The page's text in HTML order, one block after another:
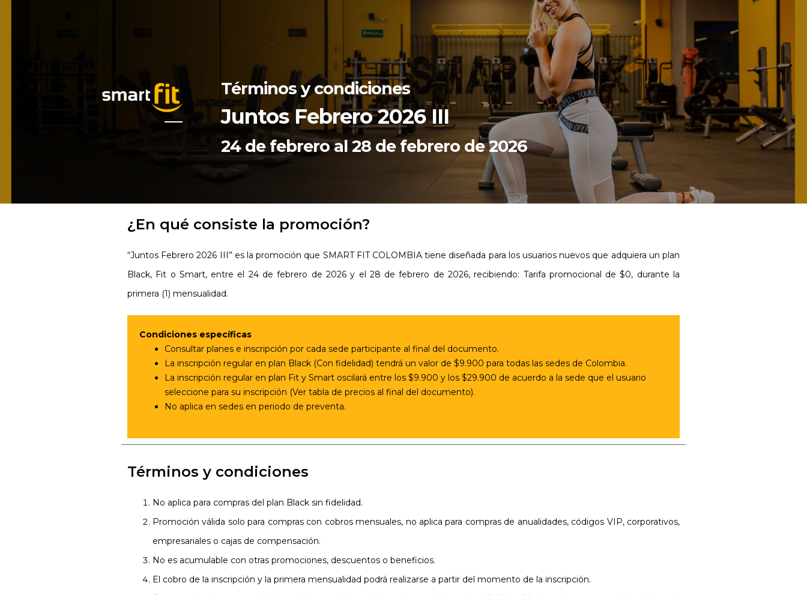
Términos y condiciones
Juntos Febrero 2026 III
24 de febrero al 28 de febrero de 2026
¿En qué consiste la promoción?
“Juntos Febrero 2026 III” es la promoción que SMART FIT COLOMBIA tiene diseñada para los usuarios nuevos que adquiera un plan
Black, Fit o Smart, entre el 24 de febrero de 2026 y el 28 de febrero de 2026, recibiendo: Tarifa promocional de $0, durante la
primera (1) mensualidad.
Condiciones específicas
Consultar planes e inscripción por cada sede participante al final del documento.
La inscripción regular en plan Black (Con fidelidad) tendrá un valor de $9.900 para todas las sedes de Colombia.
La inscripción regular en plan Fit y Smart oscilará entre los $9.900 y los $29.900 de acuerdo a la sede que el usuario
seleccione para su inscripción (Ver tabla de precios al final del documento).
No aplica en sedes en periodo de preventa.
Términos y condiciones
No aplica para compras del plan Black sin fidelidad.
Promoción válida solo para compras con cobros mensuales, no aplica para compras de anualidades, códigos VIP, corporativos,
empresariales o cajas de compensación.
No es acumulable con otras promociones, descuentos o beneficios.
El cobro de la inscripción y la primera mensualidad podrá realizarse a partir del momento de la inscripción.